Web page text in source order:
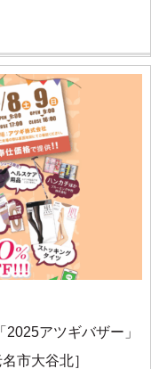
アツギバザー」
市大谷北］